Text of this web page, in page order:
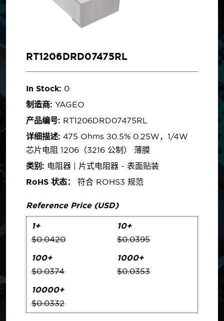
RT1206DRD07475RL
In Stock: 0
制造商: YAGEO
产品编号: RT1206DRD07475RL
详细描述: 475 Ohms ±0.5% 0.25W，1/4W
芯片电阻 1206（3216 公制） 薄膜
类别: 电阻器 | 片式电阻器 - 表面贴装
RoHS 状态：
符合 ROHS3 规范
Reference Price (USD)
1+
$0.0420
10+
$0.0395
100+
$0.0374
1000+
$0.0353
10000+
$0.0332